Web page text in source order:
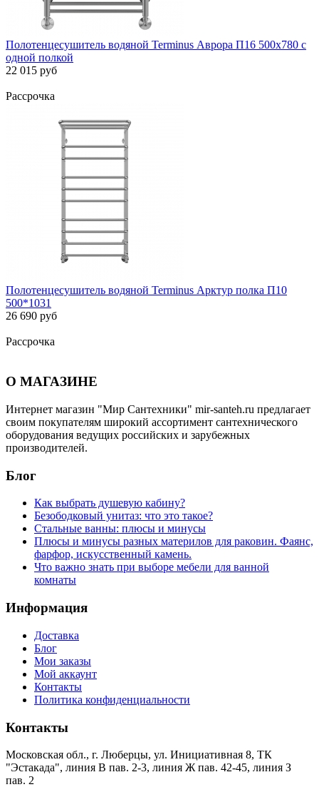
Полотенцесушитель водяной Terminus Аврора П16 500x780 с
одной полкой
22 015 руб
Рассрочка
Полотенцесушитель водяной Terminus Арктур полка П10
500*1031
26 690 руб
Рассрочка
О МАГАЗИНЕ
Интернет магазин "Мир Сантехники" mir-santeh.ru предлагает
своим покупателям широкий ассортимент сантехнического
оборудования ведущих российских и зарубежных
производителей.
Блог
Как выбрать душевую кабину?
Безободковый унитаз: что это такое?
Стальные ванны: плюсы и минусы
Плюсы и минусы разных материлов для раковин. Фаянс,
фарфор, искусственный камень.
Что важно знать при выборе мебели для ванной
комнаты
Информация
Доставка
Блог
Мои заказы
Мой аккаунт
Контакты
Политика конфиденциальности
Контакты
Московская обл., г. Люберцы, ул. Инициативная 8, ТК
"Эстакада", линия В пав. 2-3, линия Ж пав. 42-45, линия З
пав. 2